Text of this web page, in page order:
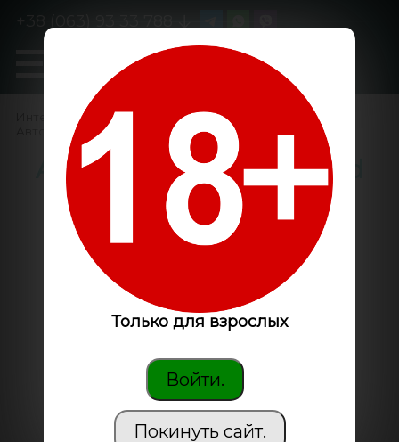
GanjaLiveSeeds
Только для взрослых
Войти.
Покинуть сайт.
Интернет-магазин Семена конопли
Автоцветущие феминизированные/
Auto Killer Kush feminised
GanjaLiveSeeds